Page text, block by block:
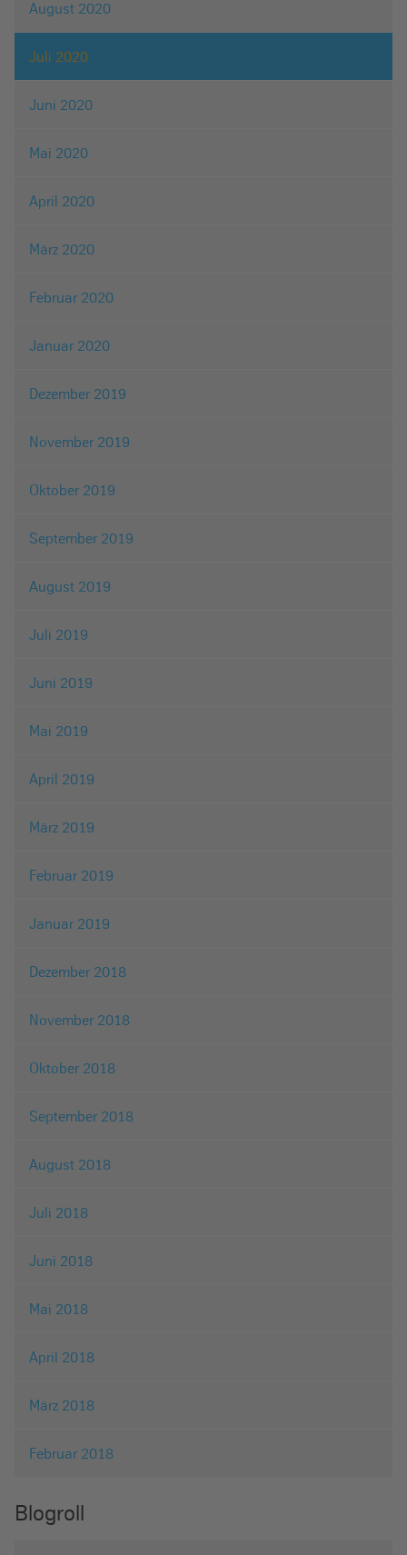
August 2020
Juli 2020
Juni 2020
Mai 2020
April 2020
März 2020
Februar 2020
Januar 2020
Dezember 2019
November 2019
Oktober 2019
September 2019
August 2019
Juli 2019
Juni 2019
Mai 2019
April 2019
März 2019
Februar 2019
Januar 2019
Dezember 2018
November 2018
Oktober 2018
September 2018
August 2018
Juli 2018
Juni 2018
Mai 2018
April 2018
März 2018
Februar 2018
Blogroll